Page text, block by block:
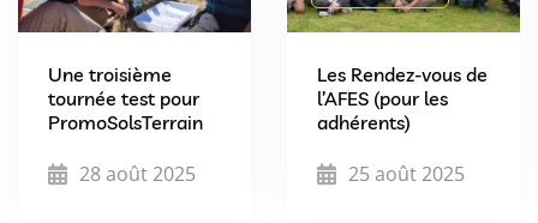
Une troisième
tournée test pour
PromoSolsTerrain
28 août 2025
Les Rendez-vous de
l’AFES (pour les
adhérents)
25 août 2025